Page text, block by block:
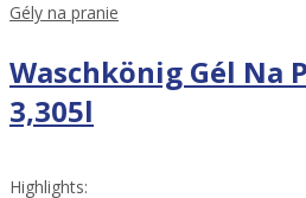
Gély na pranie
Waschkönig Gél Na
3,305l
Highlights: